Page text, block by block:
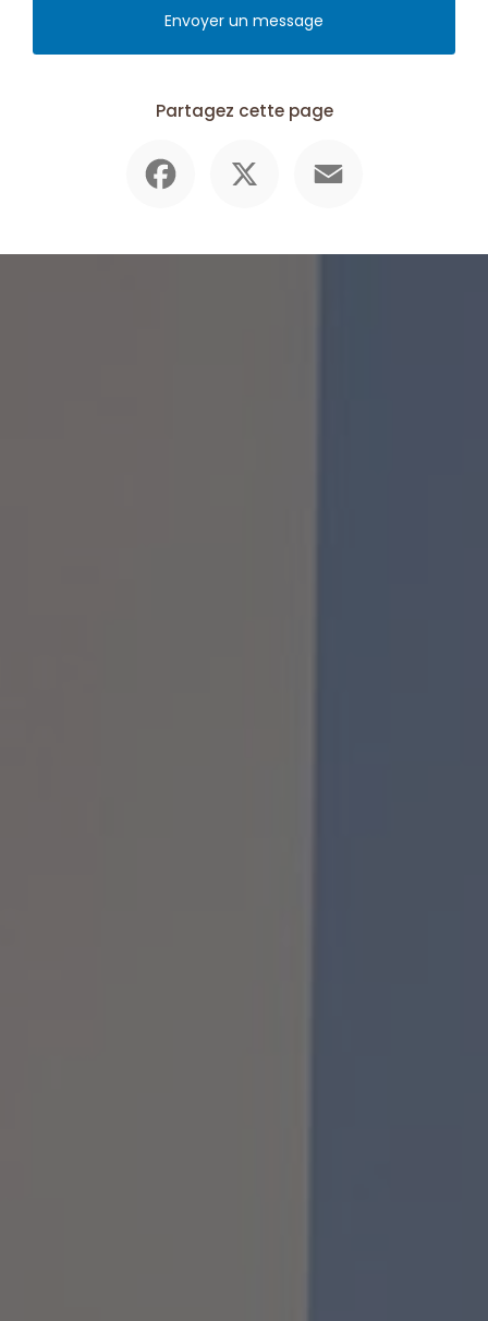
Envoyer un message
Partagez cette page